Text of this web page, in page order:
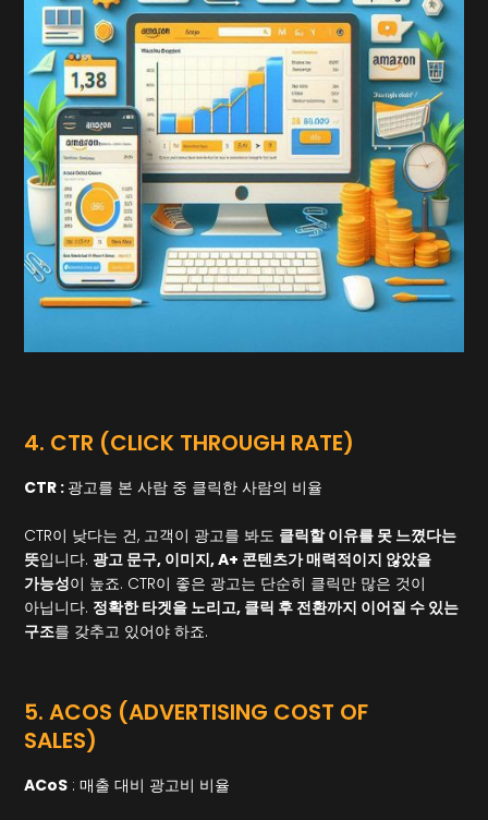
4. CTR (CLICK THROUGH RATE)
CTR : 광고를 본 사람 중 클릭한 사람의 비율
CTR이 낮다는 건, 고객이 광고를 봐도 클릭할 이유를 못 느꼈다는
뜻입니다. 광고 문구, 이미지, A+ 콘텐츠가 매력적이지 않았을
가능성이 높죠. CTR이 좋은 광고는 단순히 클릭만 많은 것이
아닙니다. 정확한 타겟을 노리고, 클릭 후 전환까지 이어질 수 있는
구조를 갖추고 있어야 하죠.
5. ACOS (ADVERTISING COST OF
SALES)
ACoS : 매출 대비 광고비 비율